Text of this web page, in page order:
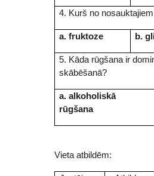
4. Kurš no
a. fruktoze b.
5. Kāda rūgšana ir
skābēšanā?
a.alkoholiskā
rūgšana
Vieta atbildēm: